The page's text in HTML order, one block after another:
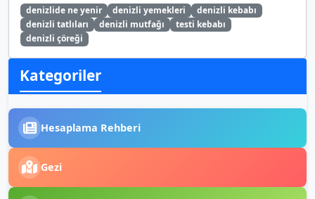
denizlide ne yenir denizli yemekleri
denizli kebabı
denizli tatlıları
denizli mutfağı
testi kebabı
denizli çöreği
Kategoriler
Hesaplama Rehberi
Gezi